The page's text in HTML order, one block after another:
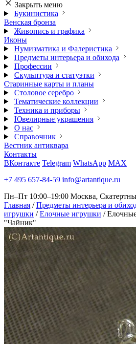
Закрыть меню
Букинистика
Венская бронза
Живопись и графика
Иконы
Нумизматика и Фалеристика
Предметы интерьера и обихода
Профессии
Скульптура и статуэтки
Старинные карты и планы
Столовое серебро
Тематические коллекции
Техника и приборы
Ювелирные украшения
О нас
Справочник
Вестник антиквара
Контакты
ВКонтакте Telegram WhatsApp MAX
+7 495 657-84-59 info@artantique.ru
Пн–Пт 10:00–19:00 Москва,
Главная / Предметы интерьера и
игрушки / Елочные игрушки /
"Чайник"